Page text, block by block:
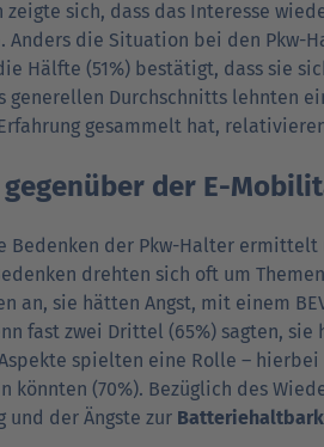
sich, dass das Inter­esse
die Situa­tion bei den Pkw-
Hälfte (51%) bestätigt, dass sie
gener­ellen Durch­schnitts lehn­ten
gesam­melt hat,
der E-
Bedenken der Pkw-Halter ermit­telt
drehten sich oft um
an, sie hätten Angst, mit einem
fast zwei Drittel (65%) sagten,
spielten eine Rolle –
könnten (70%). Bezüglich des
der Ängste zur